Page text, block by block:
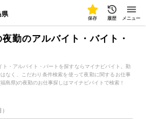
県
保存 履歴 メニュー
勤のアルバイト・バイト・
ト・アルバイト・パートを探すならマイナビバイト。勤
なく、こだわり条件検索を使って夜勤に関するお仕事
島県)の夜勤のお仕事探しはマイナビバイトで検索！